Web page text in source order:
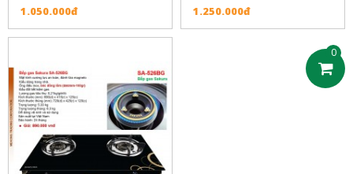
0
1.050.000đ 1.250.000đ